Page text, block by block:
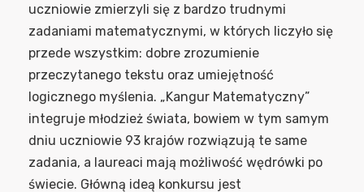
uczniowie zmierzyli się z bardzo trudnymi
zadaniami matematycznymi, w których liczyło się
przede wszystkim: dobre zrozumienie
przeczytanego tekstu oraz umiejętność
logicznego myślenia. „Kangur Matematyczny”
integruje młodzież świata, bowiem w tym samym
dniu uczniowie 93 krajów rozwiązują te same
zadania, a laureaci mają możliwość wędrówki po
świecie. Główną ideą konkursu jest